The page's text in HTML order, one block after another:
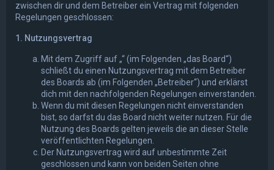
zwischen dir und dem Betreiber ein Vertrag mit folgenden
Regelungen geschlossen:
1. Nutzungsvertrag
Mit dem Zugriff auf „“ (im Folgenden „das Board“)
schließt du einen Nutzungsvertrag mit dem Betreiber
des Boards ab (im Folgenden „Betreiber“) und erklärst
dich mit den nachfolgenden Regelungen einverstanden.
Wenn du mit diesen Regelungen nicht einverstanden
bist, so darfst du das Board nicht weiter nutzen. Für die
Nutzung des Boards gelten jeweils die an dieser Stelle
veröffentlichten Regelungen.
Der Nutzungsvertrag wird auf unbestimmte Zeit
geschlossen und kann von beiden Seiten ohne